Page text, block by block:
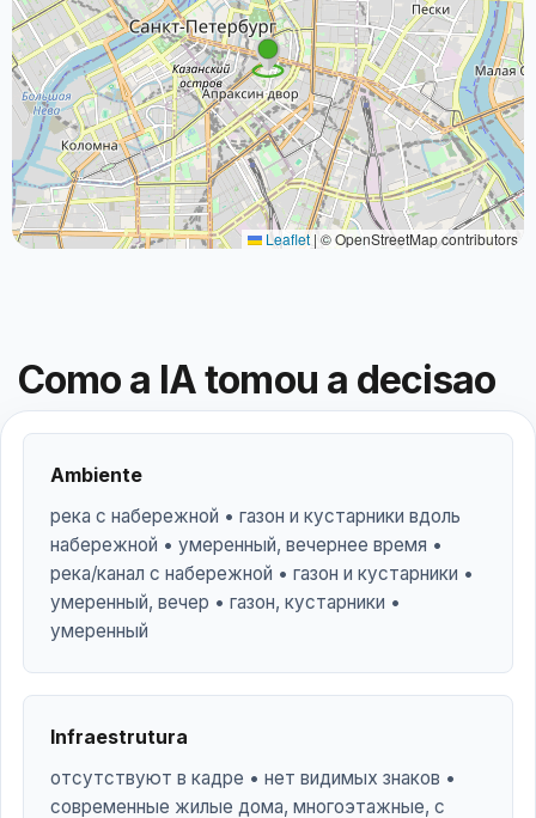
Leaflet | © OpenStreetMap contributors
Como a IA tomou a decisao
Ambiente
река с набережной • газон и кустарники вдоль
набережной • умеренный, вечернее время •
река/канал с набережной • газон и кустарники •
умеренный, вечер • газон, кустарники •
умеренный
Infraestrutura
отсутствуют в кадре • нет видимых знаков •
современные жилые дома, многоэтажные, с